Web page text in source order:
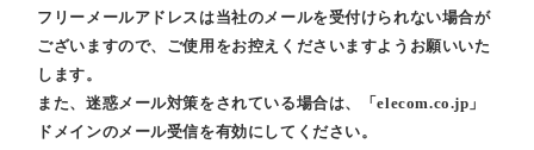
フリーメールアドレスは当社のメールを受付けられない場合が
ございますので、ご使用をお控えくださいますようお願いいた
します。
また、迷惑メール対策をされている場合は、「elecom.co.jp」
ドメインのメール受信を有効にしてください。